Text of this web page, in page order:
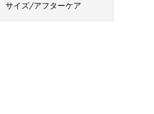
サイズ/アフターケア